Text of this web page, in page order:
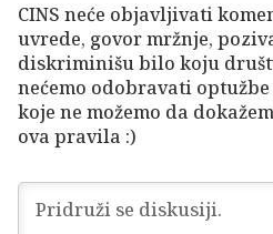
CINS neće objavljivati
uvrede, govor mržnje,
diskriminišu bilo koju
nećemo odobravati
koje ne možemo da
ova pravila :)